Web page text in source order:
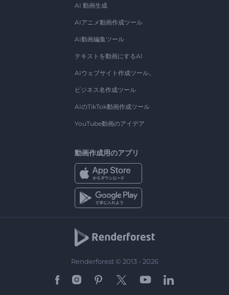
AI 動画生成
AIアニメ動画作成ツール
AI動画編集ツール
テキストを動画にするAI
AIウェブサイト作成ツール。
ビジネス名作成ツール
AIのTikTok動画作成ツール
YouTube動画のアイデア
動画作成用のアプリ
Renderforest © 2013 - 2026